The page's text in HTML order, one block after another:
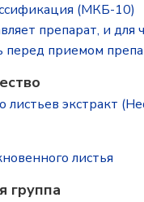
(МКБ-10)
препарат, и для
перед приемом
экстракт
листья
группа